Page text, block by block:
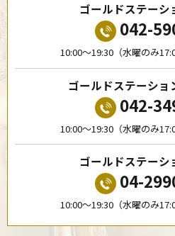
ゴールドステーシ
042-
10:00〜19:30（水曜のみ
ゴールドステーショ
042-
10:00〜19:30（水曜のみ
ゴールドステーシ
04-
10:00〜19:30（水曜のみ